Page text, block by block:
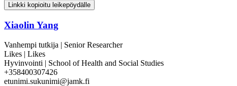
Linkki kopioitu leikepöydälle
Xiaolin Yang
Vanhempi tutkija | Senior Researcher
Likes | Likes
Hyvinvointi | School of Health and Social Studies
+358400307426
etunimi.sukunimi@jamk.fi